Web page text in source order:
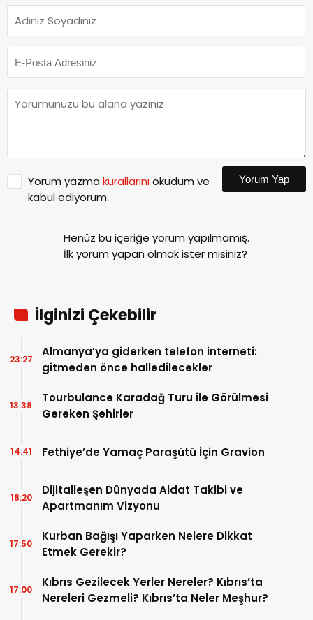
Yorum yazma kurallarınıokudum ve
kabul ediyorum.
Yorum Yap
Henüz bu içeriğe yorum yapılmamış.
İlk yorum yapan olmak ister misiniz?
İlginizi Çekebilir
Almanya’ya giderken telefon interneti:
gitmeden önce halledilecekler
23:27
Tourbulance Karadağ Turu ile Görülmesi
Gereken Şehirler
13:38
Fethiye’de Yamaç Paraşütü İçin Gravion
14:41
Dijitalleşen Dünyada Aidat Takibi ve
Apartmanım Vizyonu
18:20
Kurban Bağışı Yaparken Nelere Dikkat
Etmek Gerekir?
17:50
Kıbrıs Gezilecek Yerler Nereler? Kıbrıs’ta
Nereleri Gezmeli? Kıbrıs’ta Neler Meşhur?
17:00